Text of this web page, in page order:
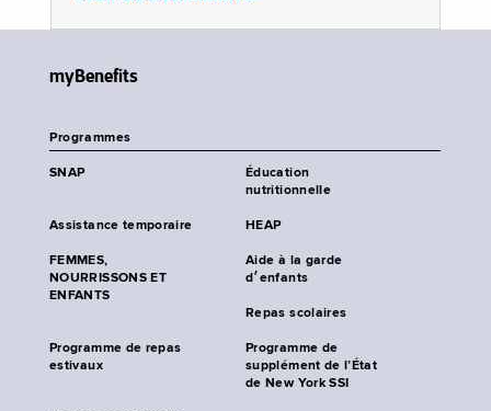
myBenefits
Programmes
SNAP
Éducation
nutritionnelle
Assistance temporaire HEAP
FEMMES,
NOURRISSONS ET
ENFANTS
Aide à la garde
d׳enfants
Repas scolaires
Programme de repas
estivaux
Programme de
supplément de l’État
de New York SSI